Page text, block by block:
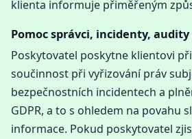
klienta informuje přiměřeným
Pomoc správci, incidenty, audity
Poskytovatel poskytne klientovi
součinnost při vyřizování práv
bezpečnostních incidentech a
GDPR, a to s ohledem na povahu
informace. Pokud poskytovatel